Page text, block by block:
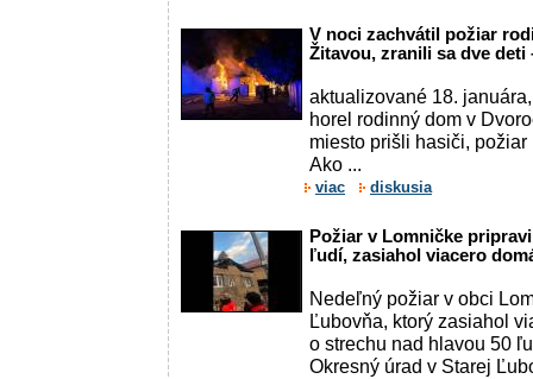
V noci zachvátil požiar
Žitavou, zranili sa dve deti
aktualizované 18.
horel rodinný dom v
miesto prišli hasiči,
Ako ...
viac diskusia
Požiar v Lomničke
ľudí, zasiahol viacero
Nedeľný požiar v obci
Ľubovňa, ktorý zasiahol
o strechu nad hlavou 50
Okresný úrad v Starej